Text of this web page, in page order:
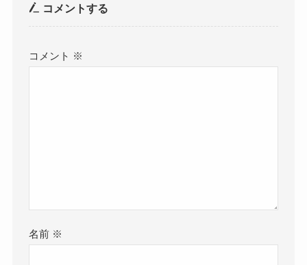
コメントする
コメント ※
名前 ※